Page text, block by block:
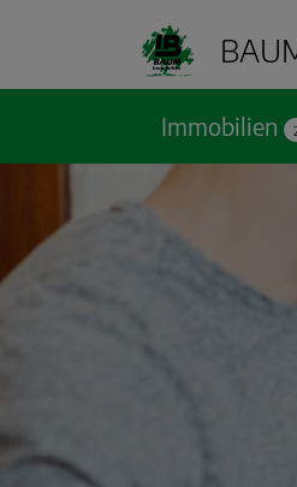
Immobilien